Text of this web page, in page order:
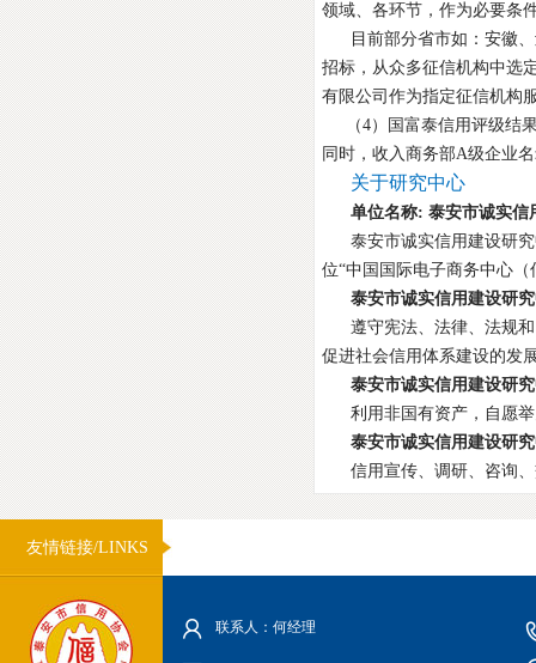
领域、各环节，作为必要条
目前部分省市如：安徽
招标，从众多征信机构中选
有限公司作为指定征信机构
（4）国富泰信用评级结果
同时，收入商务部A级企业
关于研究中心
单位名称: 泰安市诚实信
泰安市诚实信用建设研
位“中国国际电子商务中心
泰安市诚实信用建设研
遵守宪法、法律、法规
促进社会信用体系建设的发
泰安市诚实信用建设研
利用非国有资产，自愿
泰安市诚实信用建设研
信用宣传、调研、咨询
友情链接/LINKS
联系人：何经理